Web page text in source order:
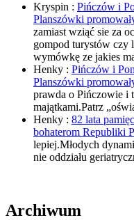
Kryspin : Pińczów i
Planszówki
zamiast wziąć sie za
gompod turystów czy
wymówkę ze jakies
Henky : Pińczów i
Planszówki
prawda o Pińczowie i
majątkami.Patrz
Henky : 82 lata
bohaterom Republiki
lepiej.Młodych
nie oddziału
Archiwum